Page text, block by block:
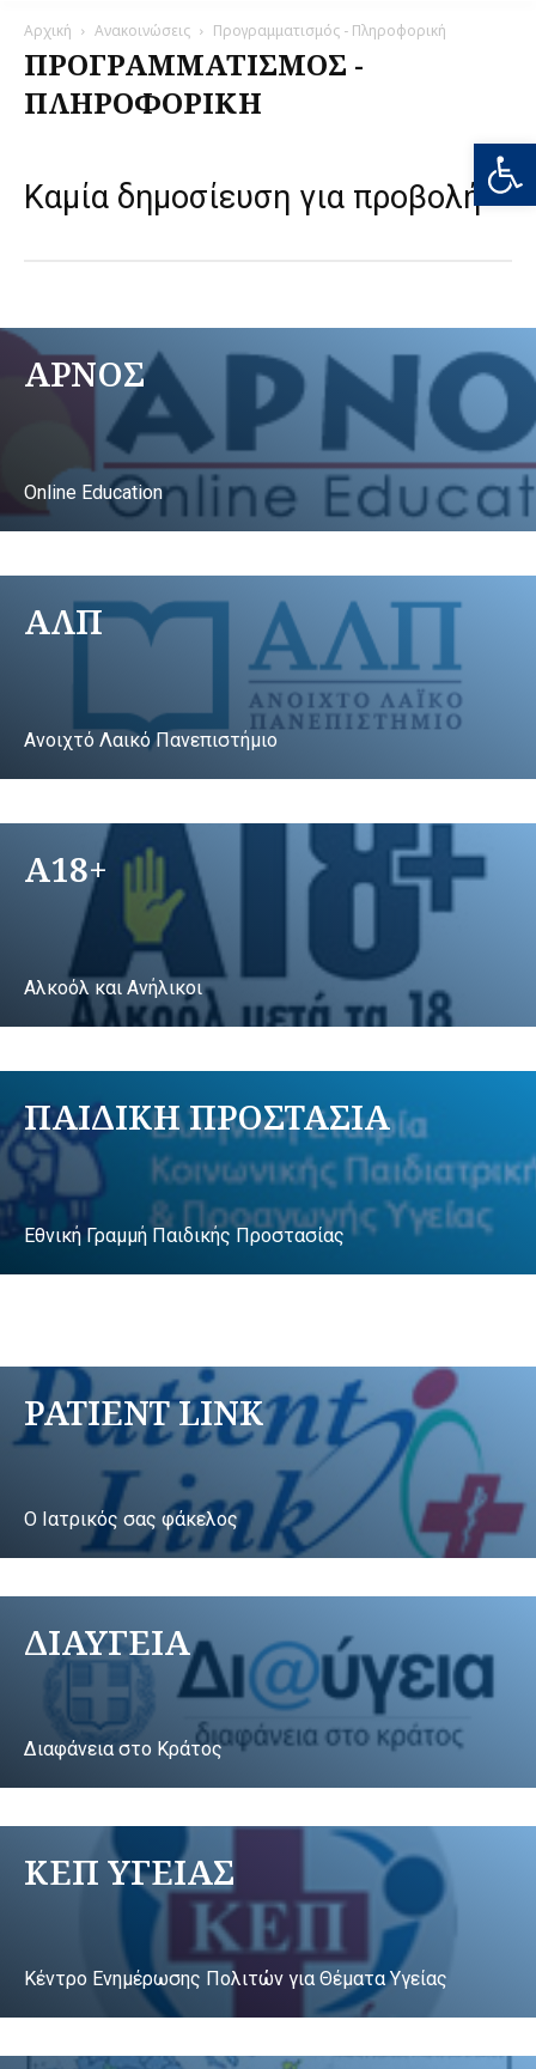
Αρχική Ανακοινώσεις Προγραμματισμός - Πληροφορική
ΠΡΟΓΡΑΜΜΑΤΙΣΜΌΣ -
ΠΛΗΡΟΦΟΡΙΚΉ
Καμία δημοσίευση για προβολή
ΑΡΝΟΣ
Online Education
ΑΛΠ
Ανοιχτό Λαικό Πανεπιστήμιο
A18+
Αλκοόλ και Ανήλικοι
ΠΑΙΔΙΚΗ ΠΡΟΣΤΑΣΙΑ
Εθνική Γραμμή Παιδικής Προστασίας
PATIENT LINK
Ο Ιατρικός σας φάκελος
ΔΙΑΥΓΕΙΑ
Διαφάνεια στο Κράτος
ΚΕΠ ΥΓΕΙΑΣ
Κέντρο Ενημέρωσης Πολιτών για Θέματα Υγείας